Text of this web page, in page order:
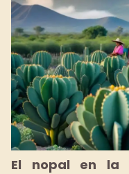
El nopal en la